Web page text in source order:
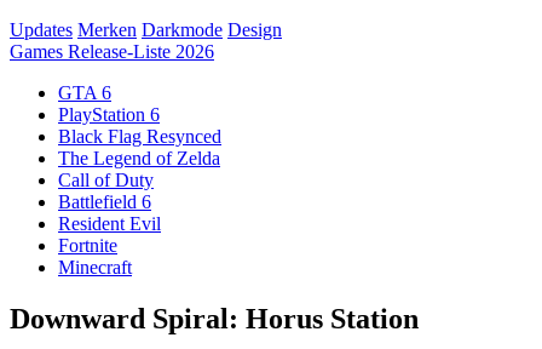
Updates Merken Darkmode Design
Games Release-Liste 2026
GTA 6
PlayStation 6
Black Flag Resynced
The Legend of Zelda
Call of Duty
Battlefield 6
Resident Evil
Fortnite
Minecraft
Downward Spiral: Horus Station